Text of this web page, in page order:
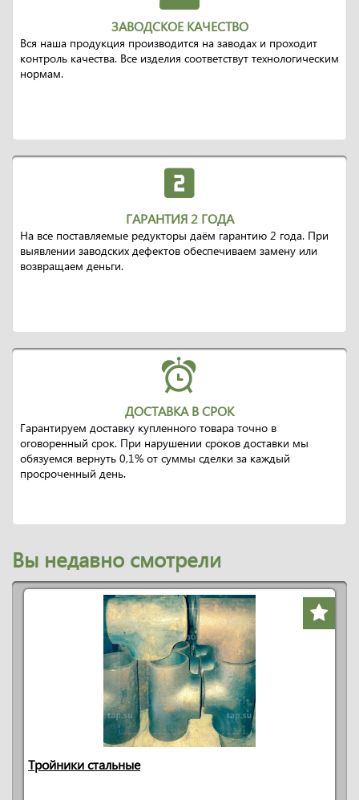
ЗАВОДСКОЕ КАЧЕСТВО
Вся наша продукция производится на заводах и проходит
контроль качества. Все изделия соответствут технологическим
нормам.
ГАРАНТИЯ 2 ГОДА
На все поставляемые редукторы даём гарантию 2 года. При
выявлении заводских дефектов обеспечиваем замену или
возвращаем деньги.
ДОСТАВКА В СРОК
Гарантируем доставку купленного товара точно в
оговоренный срок. При нарушении сроков доставки мы
обязуемся вернуть 0,1% от суммы сделки за каждый
просроченный день.
Вы недавно смотрели
Тройники стальные